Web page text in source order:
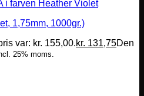
1,75mm, 1000gr.)
var: kr. 155,00.kr. 131,75Den
25% moms.